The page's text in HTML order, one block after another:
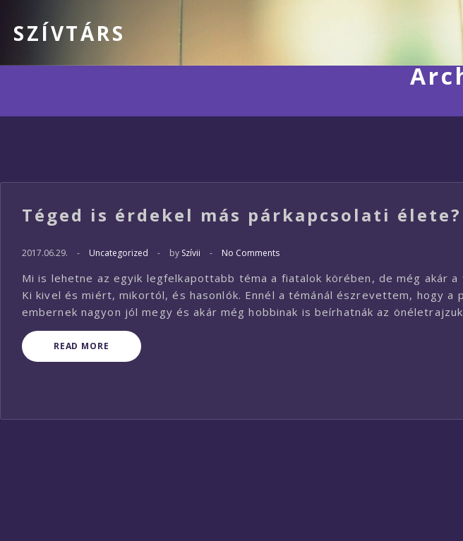
SZÍVTÁRS
Téged is érdekel más párkapcsolati élete?
2017.06.29. - Uncategorized - by Szívii - No Comments
Mi is lehetne az egyik legfelkapottabb téma a fiatalok körében, de még akár
Ki kivel és miért, mikortól, és hasonlók. Ennél a témánál észrevettem, hogy a
embernek nagyon jól megy és akár még hobbinak is beírhatnák az
READ MORE